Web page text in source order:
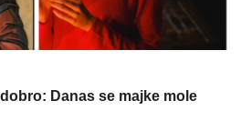
Danas se majke mole